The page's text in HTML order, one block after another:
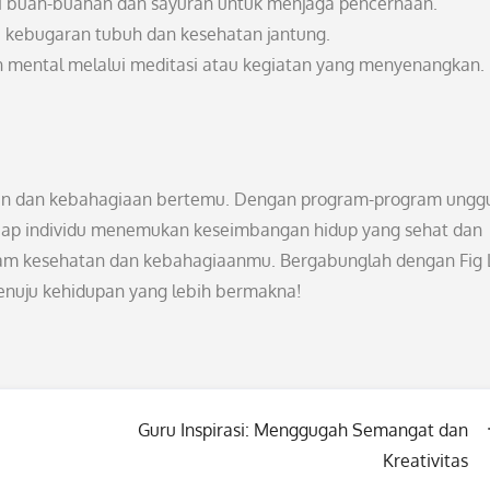
tubuh dan kesehatan jantung.
melalui meditasi atau kegiatan yang menyenangkan.
dan kebahagiaan bertemu. Dengan program-program
individu menemukan keseimbangan hidup yang sehat dan
kesehatan dan kebahagiaanmu. Bergabunglah dengan Fig
kehidupan yang lebih bermakna!
Guru Inspirasi: Menggugah Semangat dan
Kreativitas